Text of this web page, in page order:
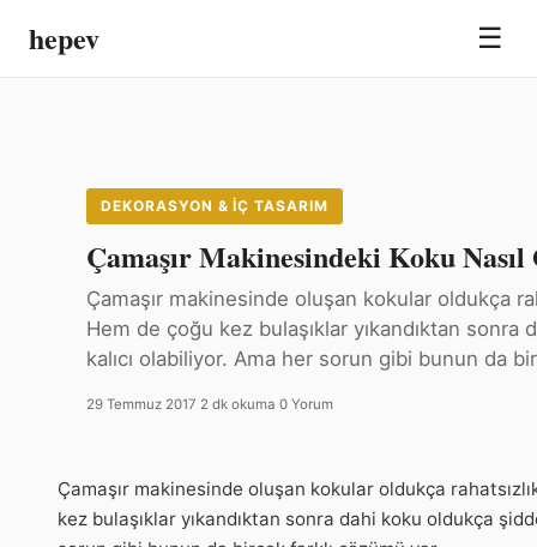
hepev ☰
DEKORASYON & İÇ TASARIM
Çamaşır Makinesindeki Koku
Çamaşır makinesinde oluşan kokular oldukça
Hem de çoğu kez bulaşıklar yıkandıktan
kalıcı olabiliyor. Ama her sorun gibi bunun da
29 Temmuz 2017 2 dk okuma 0 Yorum
Çamaşır makinesinde oluşan kokular oldukça
kez bulaşıklar yıkandıktan sonra dahi koku oldukça